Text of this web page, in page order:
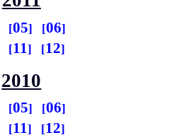
05
06
11 12
2010
05
06
11 12